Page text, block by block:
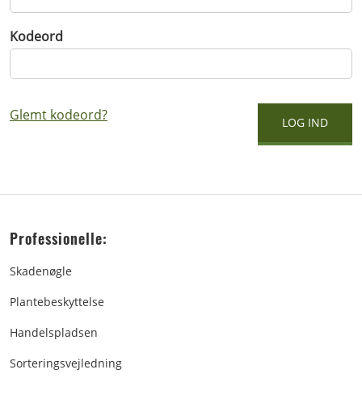
Kodeord
Glemt kodeord?
Professionelle:
Skadenøgle
Plantebeskyttelse
Handelspladsen
Sorteringsvejledning